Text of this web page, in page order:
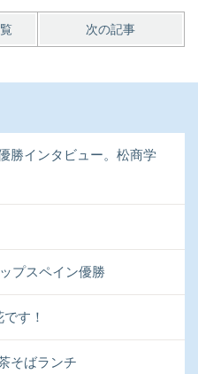
次の記事
勝インタビュー。松商学
プスペイン優勝
す！
そばランチ